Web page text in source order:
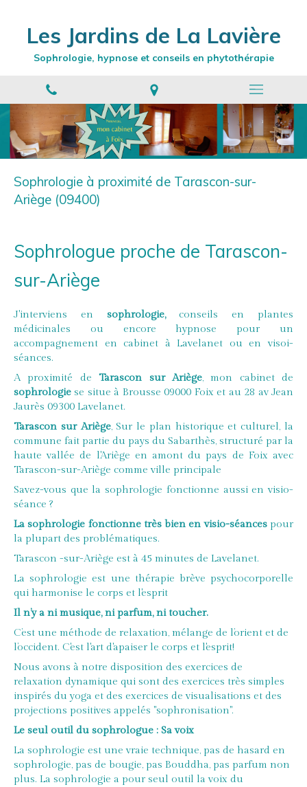
Les Jardins de La Lavière
Sophrologie, hypnose et conseils en phytothérapie
Sophrologie à proximité de Tarascon-sur-
Ariège (09400)
Sophrologue proche de Tarascon-
sur-Ariège
J'interviens en sophrologie,conseils en plantes
médicinales ou encore hypnose pour un
accompagnement en cabinet à Lavelanet ou en visoi-
séances.
A proximité deTarascon sur Ariège, mon cabinet de
sophrologie se situe à Brousse 09000 Foix et au 28 av Jean
Jaurès 09300 Lavelanet.
Tarascon sur Ariège, Sur le plan historique et culturel, la
commune fait partie du pays du Sabarthès, structuré par la
haute vallée de l'Ariège en amont du pays de Foix avec
Tarascon-sur-Ariège comme ville principale
Savez-vous que la sophrologie fonctionne aussi en visio-
séance ?
La sophrologie fonctionne très bien en visio-séancespour
la plupart des problématiques.
Tarascon -sur-Ariège est à 45 minutes de Lavelanet.
La sophrologie est une thérapie brève psychocorporelle
qui harmonise le corps et l'esprit
Il n’y a ni musique, ni parfum, ni toucher.
C’est une méthode de relaxation, mélange de l’orient et de
l’occident. C'est l'art d'apaiser le corps et l'esprit!
Nous avons à notre disposition des exercices de
relaxation dynamique qui sont des exercices très simples
inspirés du yoga et des exercices de visualisations et des
projections positives appelés "sophronisation".
Le seul outil du sophrologue : Sa voix
La sophrologie est une vraie technique, pas de hasard en
sophrologie, pas de bougie, pas Bouddha, pas parfum non
plus. La sophrologie a pour seul outil la voix du